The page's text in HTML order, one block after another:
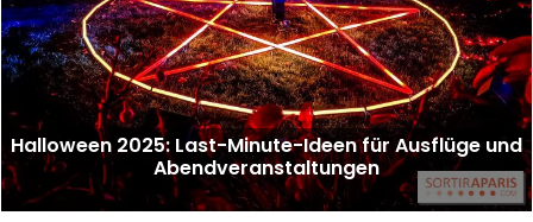
Halloween 2025: Last-Minute-Ideen für Ausflüge und
Abendveranstaltungen